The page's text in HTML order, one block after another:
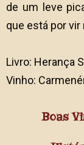
de um leve
que está por vir
Livro: Herança
Vinho:
Boas